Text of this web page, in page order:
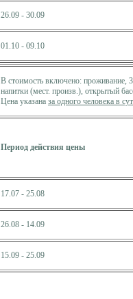
26.09 - 30.09
01.10 - 09.10
В стоимость включено: проживание,
напитки (мест. произв.), открытый
Цена указана за одного человека в
Период действия цены
17.07 - 25.08
26.08 - 14.09
15.09 - 25.09